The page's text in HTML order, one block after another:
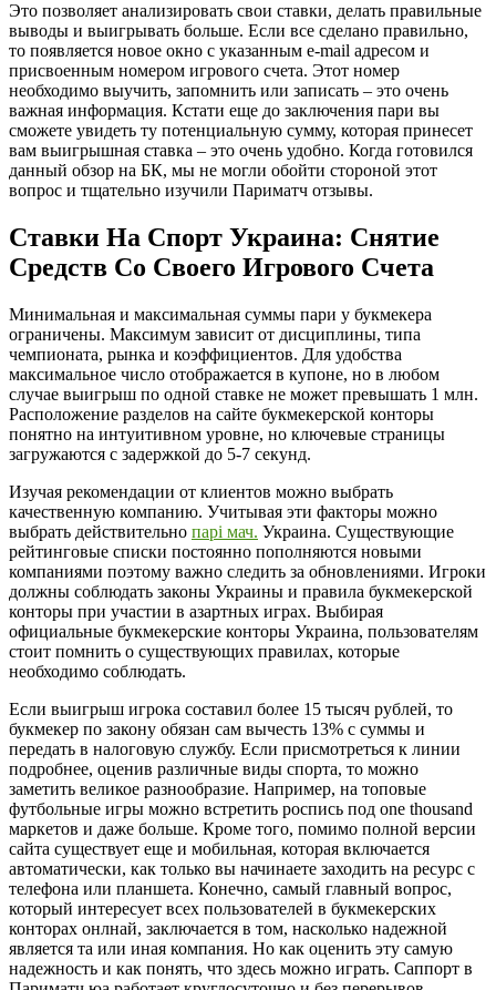
Это позволяет анализировать свои ставки, делать правильные
выводы и выигрывать больше. Если все сделано правильно,
то появляется новое окно с указанным e-mail адресом и
присвоенным номером игрового счета. Этот номер
необходимо выучить, запомнить или записать – это очень
важная информация. Кстати еще до заключения пари вы
сможете увидеть ту потенциальную сумму, которая принесет
вам выигрышная ставка – это очень удобно. Когда готовился
данный обзор на БК, мы не могли обойти стороной этот
вопрос и тщательно изучили Париматч отзывы.
Ставки На Спорт Украина: Снятие
Средств Со Своего Игрового Счета
Минимальная и максимальная суммы пари у букмекера
ограничены. Максимум зависит от дисциплины, типа
чемпионата, рынка и коэффициентов. Для удобства
максимальное число отображается в купоне, но в любом
случае выигрыш по одной ставке не может превышать 1 млн.
Расположение разделов на сайте букмекерской конторы
понятно на интуитивном уровне, но ключевые страницы
загружаются с задержкой до 5-7 секунд.
Изучая рекомендации от клиентов можно выбрать
качественную компанию. Учитывая эти факторы можно
выбрать действительно парі мач. Украина. Существующие
рейтинговые списки постоянно пополняются новыми
компаниями поэтому важно следить за обновлениями. Игроки
должны соблюдать законы Украины и правила букмекерской
конторы при участии в азартных играх. Выбирая
официальные букмекерские конторы Украина, пользователям
стоит помнить о существующих правилах, которые
необходимо соблюдать.
Если выигрыш игрока составил более 15 тысяч рублей, то
букмекер по закону обязан сам вычесть 13% с суммы и
передать в налоговую службу. Если присмотреться к линии
подробнее, оценив различные виды спорта, то можно
заметить великое разнообразие. Например, на топовые
футбольные игры можно встретить роспись под one thousand
маркетов и даже больше. Кроме того, помимо полной версии
сайта существует еще и мобильная, которая включается
автоматически, как только вы начинаете заходить на ресурс с
телефона или планшета. Конечно, самый главный вопрос,
который интересует всех пользователей в букмекерских
конторах онлнай, заключается в том, насколько надежной
является та или иная компания. Но как оценить эту самую
надежность и как понять, что здесь можно играть. Саппорт в